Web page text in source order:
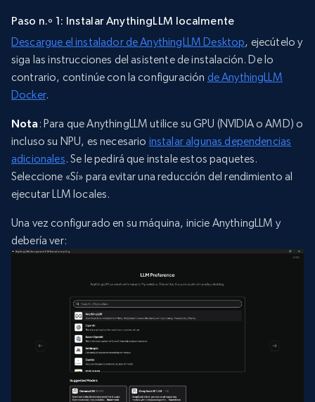
Paso n.º 1: Instalar AnythingLLM localmente
Descargue el instalador de AnythingLLM Desktop, ejecútelo y
siga las instrucciones del asistente de instalación. De lo
contrario, continúe con la configuración de AnythingLLM
Docker.
Nota: Para que AnythingLLM utilice su GPU (NVIDIA o AMD) o
incluso su NPU, es necesario instalar algunas dependencias
adicionales. Se le pedirá que instale estos paquetes.
Seleccione «Sí» para evitar una reducción del rendimiento al
ejecutar LLM locales.
Una vez configurado en su máquina, inicie AnythingLLM y
debería ver: